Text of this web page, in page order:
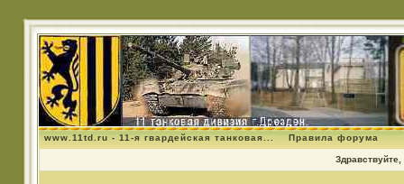
www.11td.ru - 11-я гвардейская танковая... Правила форума
Здравствуйте,